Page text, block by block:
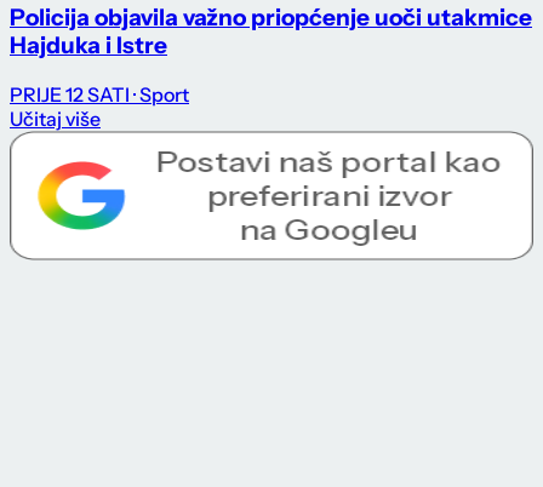
Policija objavila važno priopćenje uoči utakmice
Hajduka i Istre
PRIJE 12 SATI · Sport
Učitaj više